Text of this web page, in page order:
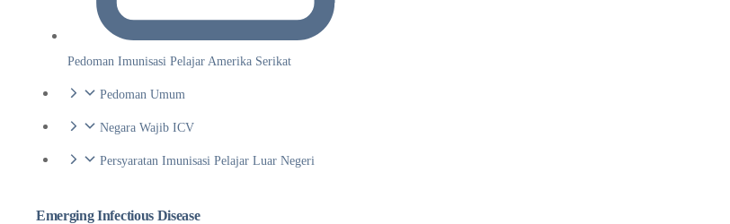
Pedoman Imunisasi Pelajar Amerika Serikat
Pedoman Umum
Negara Wajib ICV
Persyaratan Imunisasi Pelajar Luar Negeri
Emerging Infectious Disease